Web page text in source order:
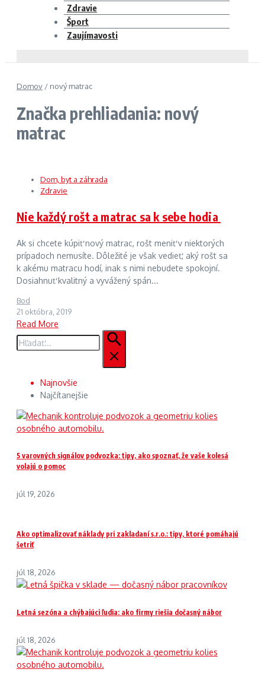
Zdravie
Šport
Zaujímavosti
Domov / nový matrac
Značka prehliadania: nový
matrac
Dom, byt a záhrada
Zdravie
Nie každý rošt a matrac sa k sebe hodia
Ak si chcete kúpiť nový matrac, rošt meniť v niektorých
prípadoch nemusíte. Dôležité je však vedieť, aký rošt sa
k akému matracu hodí, inak s nimi nebudete spokojní.
Dosiahnuť kvalitný a vyvážený spán...
Bod
21 októbra, 2019
Read More
Hľadať:
Najnovšie
Najčítanejšie
5 varovných signálov podvozka: tipy, ako spoznať, že vaše kolesá
volajú o pomoc
júl 19, 2026
Ako optimalizovať náklady pri zakladaní s.r.o.: tipy, ktoré pomáhajú
šetriť
júl 18, 2026
Letná sezóna a chýbajúci ľudia: ako firmy riešia dočasný nábor
júl 18, 2026